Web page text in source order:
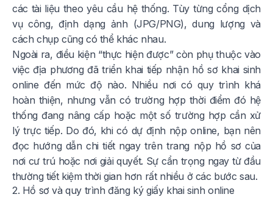
các tài liệu theo yêu cầu hệ thống. Tùy từng cổng dịch
vụ công, định dạng ảnh (JPG/PNG), dung lượng và
cách chụp cũng có thể khác nhau.
Ngoài ra, điều kiện “thực hiện được” còn phụ thuộc vào
việc địa phương đã triển khai tiếp nhận hồ sơ khai sinh
online đến mức độ nào. Nhiều nơi có quy trình khá
hoàn thiện, nhưng vẫn có trường hợp thời điểm đó hệ
thống đang nâng cấp hoặc một số trường hợp cần xử
lý trực tiếp. Do đó, khi có dự định nộp online, bạn nên
đọc hướng dẫn chi tiết ngay trên trang nộp hồ sơ của
nơi cư trú hoặc nơi giải quyết. Sự cẩn trọng ngay từ đầu
thường tiết kiệm thời gian hơn rất nhiều ở các bước sau.
2. Hồ sơ và quy trình đăng ký giấy khai sinh online